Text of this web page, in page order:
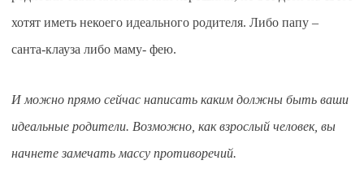
хотят иметь некоего идеального родителя. Либо папу –
санта-клауза либо маму- фею.
И можно прямо сейчас написать каким должны быть ваши
идеальные родители. Возможно, как взрослый человек, вы
начнете замечать массу противоречий.